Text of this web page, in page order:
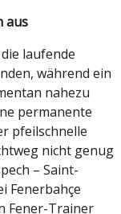
aus
laufende
während ein
nahezu
permanente
pfeilschnelle
nicht genug
– Saint-
Fenerbahçe
Fener-Trainer